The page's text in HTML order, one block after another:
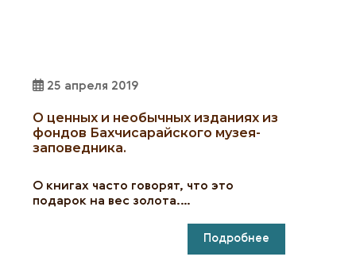
25 апреля 2019
О ценных и необычных изданиях из
фондов Бахчисарайского музея-
заповедника.
О книгах часто говорят, что это
подарок на вес золота.…
Подробнее